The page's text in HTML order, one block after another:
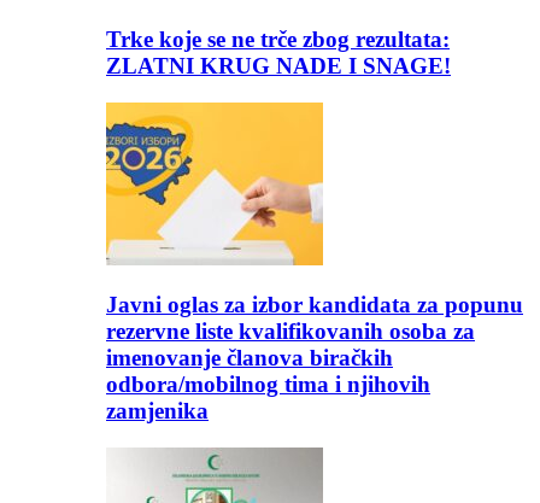
Trke koje se ne trče zbog rezultata:
ZLATNI KRUG NADE I SNAGE!
Javni oglas za izbor kandidata za popunu
rezervne liste kvalifikovanih osoba za
imenovanje članova biračkih
odbora/mobilnog tima i njihovih
zamjenika